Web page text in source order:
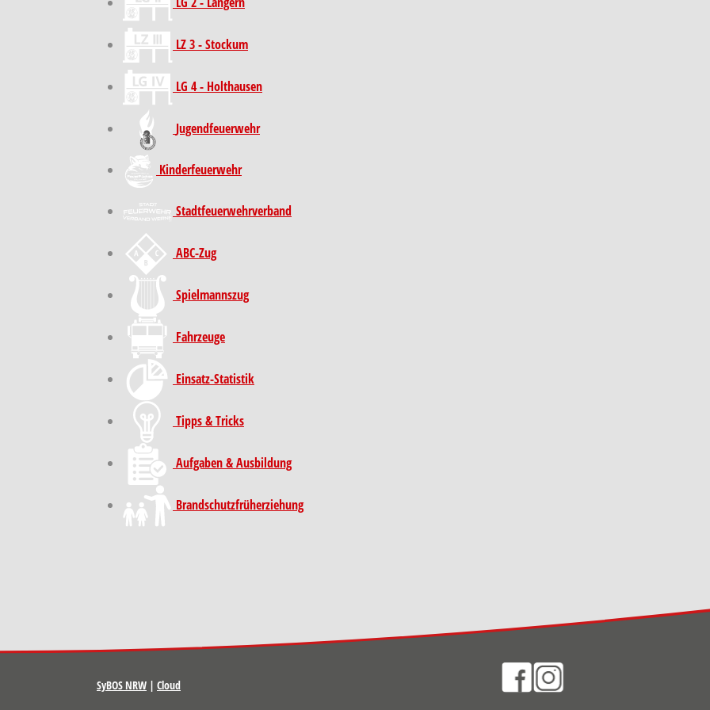
LZ 3 - Stockum
LG 4 - Holthausen
Jugendfeuerwehr
Kinder­feuer­wehr
Stadt­feuer­wehr­verband
ABC-Zug
Spielmannszug
Fahrzeuge
Einsatz-Statistik
Tipps & Tricks
Aufgaben & Ausbildung
Brand­schutz­früh­erziehung
SyBOS NRW | Cloud